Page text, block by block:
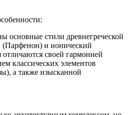
основные стили древнегреческой
(Парфенон) и ионический
своей гармонией
классических элементов
а также изысканной